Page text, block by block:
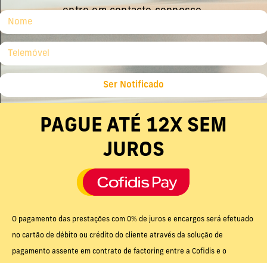
entre em contacto connosco.
Ser Notificado
PAGUE ATÉ 12X SEM
JUROS
O pagamento das prestações com 0% de juros e encargos será efetuado
no cartão de débito ou crédito do cliente através da solução de
pagamento assente em contrato de factoring entre a Cofidis e o